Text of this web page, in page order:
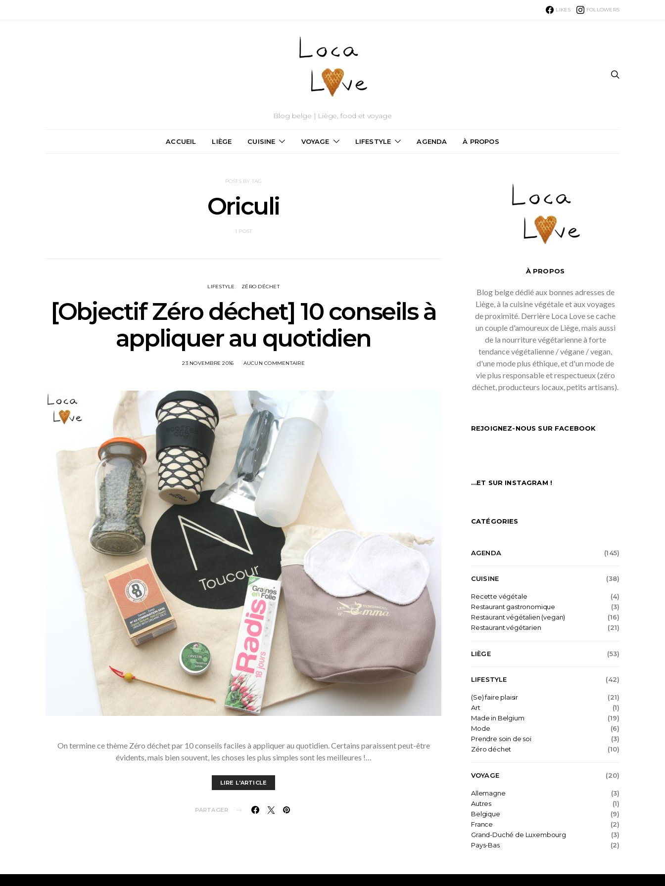
LIKES FOLLOWERS
Blog belge | Liège, food et voyage
ACCUEIL LIÈGE CUISINE VOYAGE LIFESTYLE AGENDA À PROPOS
POSTS BY TAG
Oriculi
1 POST
LIFESTYLE ZÉRO DÉCHET
[Objectif Zéro déchet] 10 conseils à
appliquer au quotidien
23 NOVEMBRE 2016 AUCUN COMMENTAIRE
On termine ce thème Zéro déchet par 10 conseils faciles à appliquer au quotidien. Certains paraissent peut-être
évidents, mais bien souvent, les choses les plus simples sont les meilleures !…
LIRE L'ARTICLE
PARTAGER
À PROPOS
Blog belge dédié aux bonnes adresses de
Liège, à la cuisine végétale et aux voyages
de proximité. Derrière Loca Love se cache
un couple d'amoureux de Liège, mais aussi
de la nourriture végétarienne à forte
tendance végétalienne / végane / vegan,
d'une mode plus éthique, et d'un mode de
vie plus responsable et respectueux (zéro
déchet, producteurs locaux, petits artisans).
REJOIGNEZ-NOUS SUR FACEBOOK
…ET SUR INSTAGRAM !
CATÉGORIES
AGENDA (145)
CUISINE (38)
Recette végétale
(4)
Restaurant gastronomique
(3)
Restaurant végétalien (vegan)
(16)
Restaurant végétarien
(21)
LIÈGE (53)
LIFESTYLE (42)
(Se) faire plaisir
(21)
Art
(1)
Made in Belgium
(19)
Mode
(6)
Prendre soin de soi
(3)
Zéro déchet
(10)
VOYAGE (20)
Allemagne
(3)
Autres
(1)
Belgique
(9)
France
(2)
Grand-Duché de Luxembourg
(3)
Pays-Bas
(2)